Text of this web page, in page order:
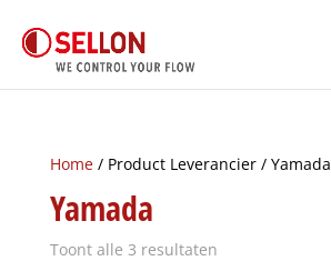
Home/ Product Leverancier / Yamada
Yamada
Toont alle 3 resultaten